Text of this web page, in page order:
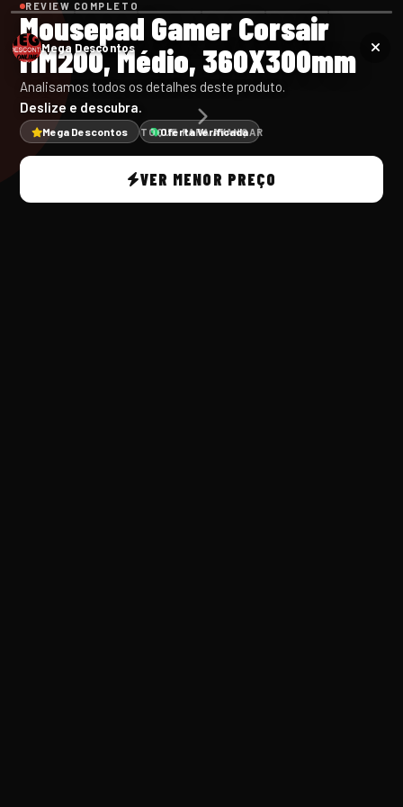
Mega Descontos
REVIEW COMPLETO
Mousepad Gamer Corsair
MM200, Médio, 360X300mm
Analisamos todos os detalhes deste produto.
Deslize e descubra.
Mega Descontos Oferta Verificada
VER MENOR PREÇO
TOQUE PARA AVANÇAR